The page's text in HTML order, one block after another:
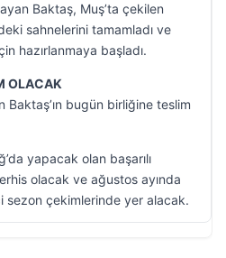
Baktaş, Muş’ta çekilen
sahnelerini tamamladı ve
hazırlanmaya başladı.
OLACAK
Baktaş’ın bugün birliğine teslim
yapacak olan başarılı
olacak ve ağustos ayında
sezon çekimlerinde yer alacak.